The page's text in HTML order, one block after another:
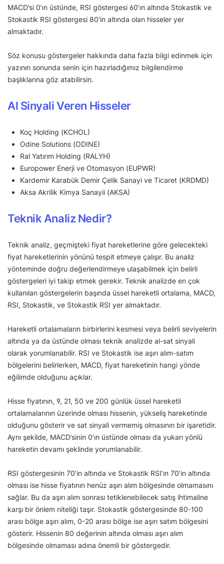
MACD’si 0’ın üstünde, RSI göstergesi 60’ın altında Stokastik ve
Stokastik RSI göstergesi 80’in altında olan hisseler yer
almaktadır.
Söz konusu göstergeler hakkında daha fazla bilgi edinmek için
yazının sonunda senin için hazırladığımız bilgilendirme
başlıklarına göz atabilirsin.
Al Sinyali Veren Hisseler
Koç Holding (KCHOL)
Odine Solutions (ODINE)
Ral Yatırım Holding (RALYH)
Europower Enerji ve Otomasyon (EUPWR)
Kardemir Karabük Demir Çelik Sanayi ve Ticaret (KRDMD)
Aksa Akrilik Kimya Sanayii (AKSA)
Teknik Analiz Nedir?
Teknik analiz, geçmişteki fiyat hareketlerine göre gelecekteki
fiyat hareketlerinin yönünü tespit etmeye çalışır. Bu analiz
yönteminde doğru değerlendirmeye ulaşabilmek için belirli
göstergeleri iyi takip etmek gerekir. Teknik analizde en çok
kullanılan göstergelerin başında üssel hareketli ortalama, MACD,
RSI, Stokastik, ve Stokastik RSI yer almaktadır.
Hareketli ortalamaların birbirlerini kesmesi veya belirli seviyelerin
altında ya da üstünde olması teknik analizde al-sat sinyali
olarak yorumlanabilir. RSI ve Stokastik ise aşırı alım-satım
bölgelerini belirlerken, MACD, fiyat hareketinin hangi yönde
eğilimde olduğunu açıklar.
Hisse fiyatının, 9, 21, 50 ve 200 günlük üssel hareketli
ortalamalarının üzerinde olması hissenin, yükseliş hareketinde
olduğunu gösterir ve sat sinyali vermemiş olmasının bir işaretidir.
Aynı şekilde, MACD’sinin 0’ın üstünde olması da yukarı yönlü
hareketin devamı şeklinde yorumlanabilir.
RSI göstergesinin 70’in altında ve Stokastik RSI’ın 70’in altında
olması ise hisse fiyatının henüz aşırı alım bölgesinde olmamasını
sağlar. Bu da aşırı alım sonrası tetiklenebilecek satış ihtimaline
karşı bir önlem niteliği taşır. Stokastik göstergesinde 80-100
arası bölge aşırı alım, 0-20 arası bölge ise aşırı satım bölgesini
gösterir. Hissenin 80 değerinin altında olması aşırı alım
bölgesinde olmaması adına önemli bir göstergedir.